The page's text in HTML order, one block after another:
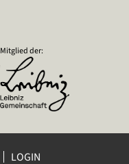
Mitglied der:
LOGIN